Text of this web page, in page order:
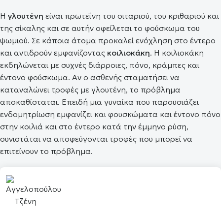
Η γλουτένη είναι πρωτεΐνη του σιταριού, του κριθαριού και
της σίκαλης και σε αυτήν οφείλεται το φούσκωμα του
ψωμιού. Σε κάποια άτομα προκαλεί ενόχληση στο έντερο
και αντιδρούν εμφανίζοντας κοιλιοκάκη. Η κοιλιοκάκη
εκδηλώνεται με συχνές διάρροιες, πόνο, κράμπες και
έντονο φούσκωμα. Αν ο ασθενής σταματήσει να
καταναλώνει τροφές με γλουτένη, το πρόβλημα
αποκαθίσταται. Επειδή μια γυναίκα που παρουσιάζει
ενδομητρίωση εμφανίζει και φουσκώματα και έντονο πόνο
στην κοιλιά και στο έντερο κατά την έμμηνο ρύση,
συνιστάται να αποφεύγονται τροφές που μπορεί να
επιτείνουν το πρόβλημα.